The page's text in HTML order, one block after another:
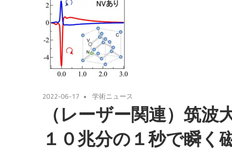
2022-06-17 学術ニュース
（レーザー関連）筑
１０兆分の１秒で瞬く